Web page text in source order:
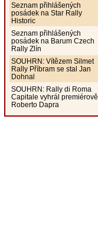
Seznam přihlášených
posádek na Star Rally
Historic
Seznam přihlášených
posádek na Barum Czech
Rally Zlín
SOUHRN: Vítězem Silmet
Rally Příbram se stal Jan
Dohnal
SOUHRN: Rally di Roma
Capitale vyhrál premiérově
Roberto Dapra